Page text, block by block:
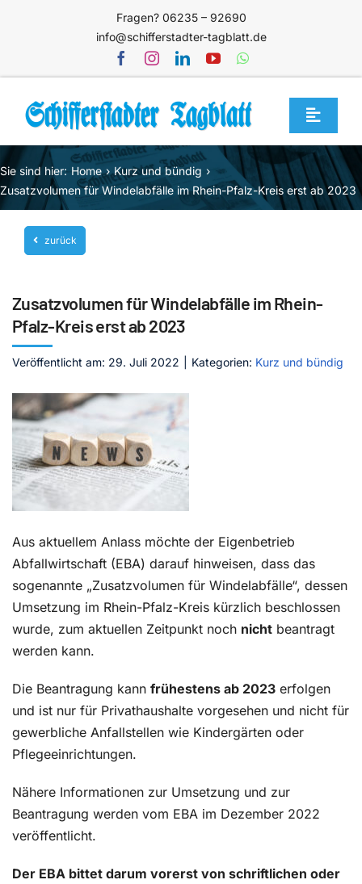
Fragen? 06235 – 92690
info@schifferstadter-tagblatt.de
Toggle
Home
Themen
Blog
Unternehmen
Mediathek
Jetzt abonnieren
Sie sind hier: Home
Kurz und bündig
Zusatzvolumen für Windelabfälle im Rhein-Pfalz-Kreis erst ab 2023
zurück
Zusatzvolumen für Windelabfälle im Rhein-
Pfalz-Kreis erst ab 2023
Veröffentlicht am: 29. Juli 2022 Kategorien: Kurz und bündig
Aus aktuellem Anlass möchte der Eigenbetrieb
Abfallwirtschaft (EBA) darauf hinweisen, dass das
sogenannte „Zusatzvolumen für Windelabfälle“, dessen
Umsetzung im Rhein-Pfalz-Kreis kürzlich beschlossen
wurde, zum aktuellen Zeitpunkt noch nicht beantragt
werden kann.
Die Beantragung kann frühestens ab 2023 erfolgen
und ist nur für Privathaushalte vorgesehen und nicht für
gewerbliche Anfallstellen wie Kindergärten oder
Pflegeeinrichtungen.
Nähere Informationen zur Umsetzung und zur
Beantragung werden vom EBA im Dezember 2022
veröffentlicht.
Der EBA bittet darum vorerst von schriftlichen oder